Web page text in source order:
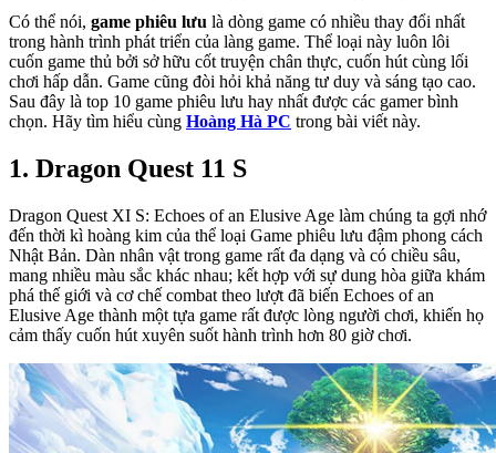
Có thể nói, game phiêu lưu là dòng game có nhiều thay đổi nhất
trong hành trình phát triển của làng game. Thể loại này luôn lôi
cuốn game thủ bởi sở hữu cốt truyện chân thực, cuốn hút cùng lối
chơi hấp dẫn. Game cũng đòi hỏi khả năng tư duy và sáng tạo cao.
Sau đây là top 10 game phiêu lưu hay nhất được các gamer bình
chọn. Hãy tìm hiểu cùng Hoàng Hà PC trong bài viết này.
1. Dragon Quest 11 S
Dragon Quest XI S: Echoes of an Elusive Age làm chúng ta gợi nhớ
đến thời kì hoàng kim của thể loại Game phiêu lưu đậm phong cách
Nhật Bản. Dàn nhân vật trong game rất đa dạng và có chiều sâu,
mang nhiều màu sắc khác nhau; kết hợp với sự dung hòa giữa khám
phá thế giới và cơ chế combat theo lượt đã biến Echoes of an
Elusive Age thành một tựa game rất được lòng người chơi, khiến họ
cảm thấy cuốn hút xuyên suốt hành trình hơn 80 giờ chơi.